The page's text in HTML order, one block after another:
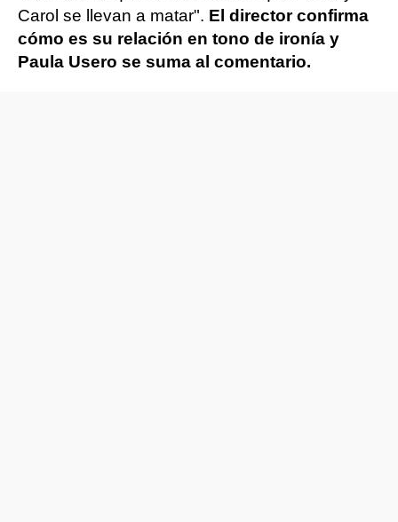
Carol se llevan a matar". El director confirma
cómo es su relación en tono de ironía y
Paula Usero se suma al comentario.